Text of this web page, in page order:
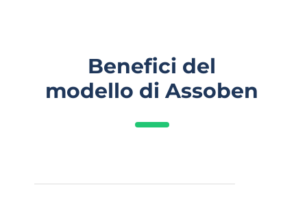
Benefici del
modello di Assoben